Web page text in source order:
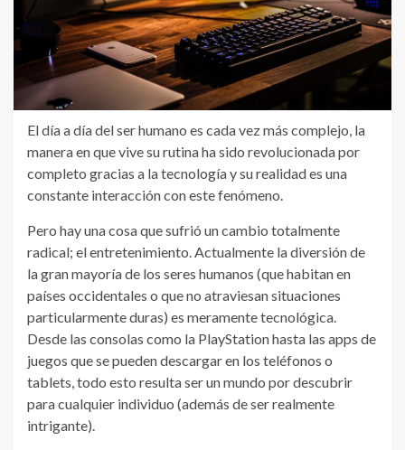
El día a día del ser humano es cada vez más complejo, la
manera en que vive su rutina ha sido revolucionada por
completo gracias a la tecnología y su realidad es una
constante interacción con este fenómeno.
Pero hay una cosa que sufrió un cambio totalmente
radical; el entretenimiento. Actualmente la diversión de
la gran mayoría de los seres humanos (que habitan en
países occidentales o que no atraviesan situaciones
particularmente duras) es meramente tecnológica.
Desde las consolas como la PlayStation hasta las apps de
juegos que se pueden descargar en los teléfonos o
tablets, todo esto resulta ser un mundo por descubrir
para cualquier individuo (además de ser realmente
intrigante).